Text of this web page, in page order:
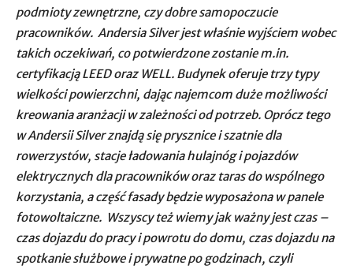
podmioty zewnętrzne, czy dobre samopoczucie
pracowników. Andersia Silver jest właśnie wyjściem wobec
takich oczekiwań, co potwierdzone zostanie m.in.
certyfikacją LEED oraz WELL. Budynek oferuje trzy typy
wielkości powierzchni, dając najemcom duże możliwości
kreowania aranżacji w zależności od potrzeb. Oprócz tego
w Andersii Silver znajdą się prysznice i szatnie dla
rowerzystów, stacje ładowania hulajnóg i pojazdów
elektrycznych dla pracowników oraz taras do wspólnego
korzystania, a część fasady będzie wyposażona w panele
fotowoltaiczne. Wszyscy też wiemy jak ważny jest czas –
czas dojazdu do pracy i powrotu do domu, czas dojazdu na
spotkanie służbowe i prywatne po godzinach, czyli